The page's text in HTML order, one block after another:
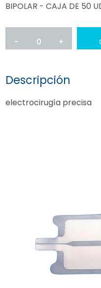
BIPOLAR - CAJA DE 50
- 0 +
Descripción
electrocirugía precisa